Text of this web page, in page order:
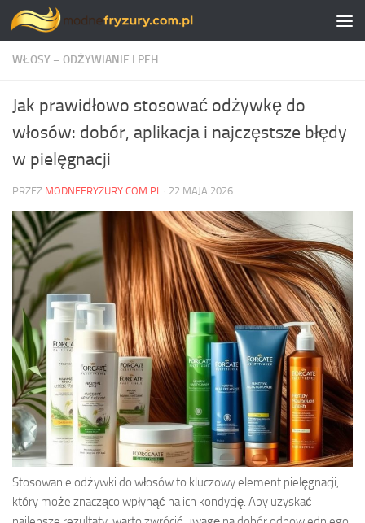
Skip to content
WŁOSY – ODŻYWIANIE I PEH
Jak prawidłowo stosować odżywkę do
włosów: dobór, aplikacja i najczęstsze błędy
w pielęgnacji
PRZEZ MODNEFRYZURY.COM.PL · 22 MAJA 2026
Stosowanie odżywki do włosów to kluczowy element pielęgnacji,
który może znacząco wpłynąć na ich kondycję. Aby uzyskać